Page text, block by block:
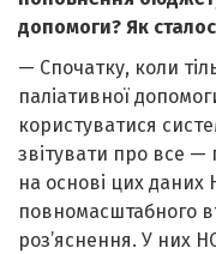
допомоги? Як
— Спочатку, коли
паліативної
користуватися
звітувати про все —
на основі цих даних
повномасштабного
роз’яснення. У них